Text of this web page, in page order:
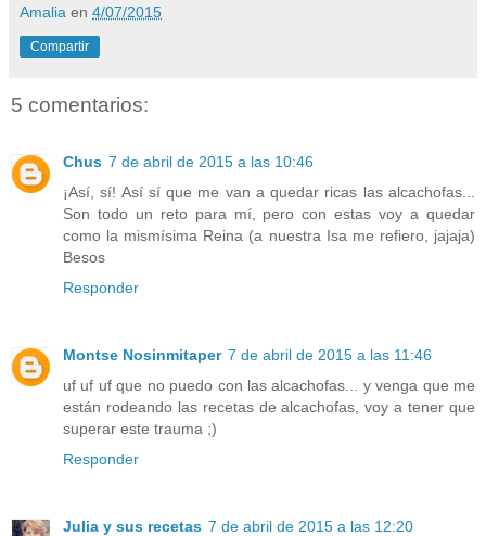
Amalia en 4/07/2015
Compartir
5 comentarios:
Chus 7 de abril de 2015 a las 10:46
¡Así, sí! Así sí que me van a quedar ricas las alcachofas...
Son todo un reto para mí, pero con estas voy a quedar
como la mismísima Reina (a nuestra Isa me refiero, jajaja)
Besos
Responder
Montse Nosinmitaper 7 de abril de 2015 a las 11:46
uf uf uf que no puedo con las alcachofas... y venga que me
están rodeando las recetas de alcachofas, voy a tener que
superar este trauma ;)
Responder
Julia y sus recetas 7 de abril de 2015 a las 12:20